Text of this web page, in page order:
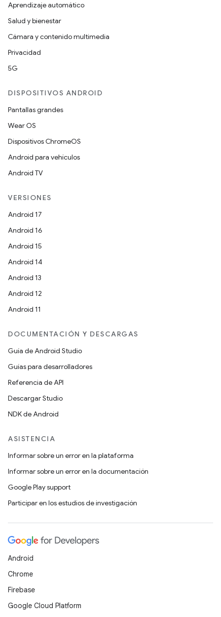
Aprendizaje automático
Salud y bienestar
Cámara y contenido multimedia
Privacidad
5G
DISPOSITIVOS ANDROID
Pantallas grandes
Wear OS
Dispositivos ChromeOS
Android para vehículos
Android TV
VERSIONES
Android 17
Android 16
Android 15
Android 14
Android 13
Android 12
Android 11
DOCUMENTACIÓN Y DESCARGAS
Guía de Android Studio
Guías para desarrolladores
Referencia de API
Descargar Studio
NDK de Android
ASISTENCIA
Informar sobre un error en la plataforma
Informar sobre un error en la documentación
Google Play support
Participar en los estudios de investigación
Android
Chrome
Firebase
Google Cloud Platform